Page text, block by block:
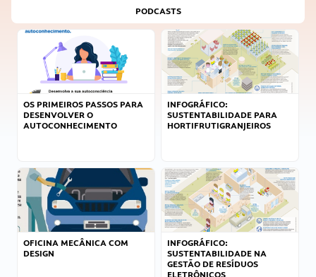
PODCASTS
OS PRIMEIROS PASSOS PARA
DESENVOLVER O
AUTOCONHECIMENTO
INFOGRÁFICO:
SUSTENTABILIDADE PARA
HORTIFRUTIGRANJEIROS
OFICINA MECÂNICA COM
DESIGN
INFOGRÁFICO:
SUSTENTABILIDADE NA
GESTÃO DE RESÍDUOS